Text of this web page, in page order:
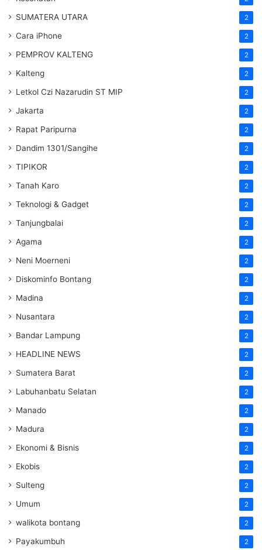
SUMATERA UTARA 2
Cara iPhone 2
PEMPROV KALTENG 2
Kalteng 2
Letkol Czi Nazarudin ST MIP 2
Jakarta 2
Rapat Paripurna 2
Dandim 1301/Sangihe 2
TIPIKOR 2
Tanah Karo 2
Teknologi & Gadget 2
Tanjungbalai 2
Agama 2
Neni Moerneni 2
Diskominfo Bontang 2
Madina 2
Nusantara 2
Bandar Lampung 2
HEADLINE NEWS 2
Sumatera Barat 2
Labuhanbatu Selatan 2
Manado 2
Madura 2
Ekonomi & Bisnis 2
Ekobis 2
Sulteng 2
Umum 2
walikota bontang 2
Payakumbuh 2